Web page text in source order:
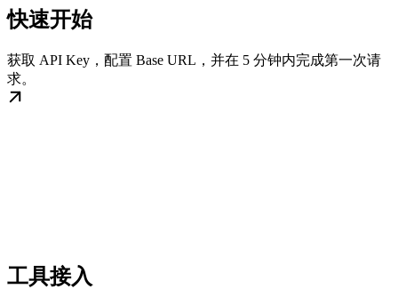
快速开始
获取 API Key，配置 Base URL，并在 5 分钟内完成第一次请
求。
工具接入